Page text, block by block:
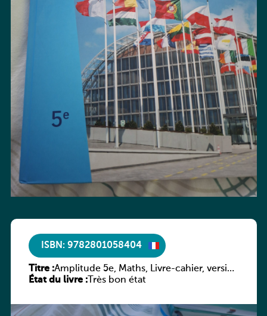
ISBN: 9782801058404
Titre :Amplitude 5e, Maths, Livre-cahier, version
luxembourgeoise
État du livre :Très bon état